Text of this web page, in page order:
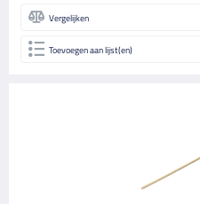
Vergelijken
Toevoegen aan lijst(en)